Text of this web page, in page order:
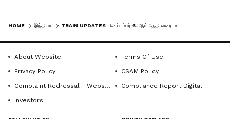
LATEST VIDEOS
HOME இந்தியா
About Website
Terms Of Use
Privacy Policy
CSAM Policy
Complaint Redressal - Website
Compliance Report Digital
Investors